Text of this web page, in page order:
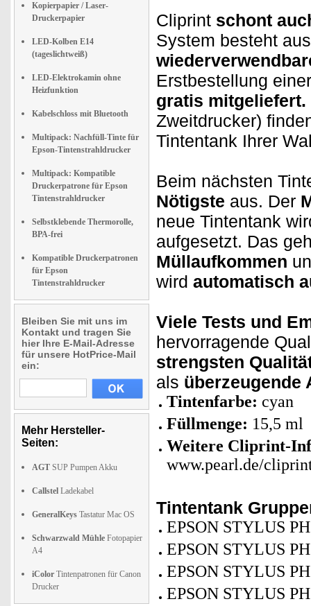
Kopierpapier / Laser-
Druckerpapier
LED-Kolben E14
(tageslichtweiß)
LED-Elektrokamin ohne
Heizfunktion
Kabelschloss mit Bluetooth
Multipack: Nachfüll-Tinte für
Epson-Tintenstrahldrucker
Multipack: Kompatible
Druckerpatrone für Epson
Tintenstrahldrucker
Selbstklebende Thermorolle,
BPA-frei
Kompatible Druckerpatronen
für Epson
Tintenstrahldrucker
Bleiben Sie mit uns im
Kontakt und tragen Sie
hier Ihre E-Mail-Adresse
für unsere HotPrice-Mail
ein:
Mehr Hersteller-
Seiten:
AGT SUP Pumpen Akku
Callstel Ladekabel
GeneralKeys Tastatur Mac OS
Schwarzwald Mühle Fotopapier
A4
iColor Tintenpatronen für Canon
Drucker
Cliprint schont
System besteht
Erstbestellung
gratis mitgeliefert.
Zweitdrucker)
Tintentank Ihrer
Beim nächsten
Nötigste aus. Der
neue Tintentank
aufgesetzt. Das
Müllaufkommen
wird automatisch
Viele Tests und
hervorragende
strengsten
als überzeugende
Tintenfarbe: cyan
Füllmenge: 15,5 ml
Weitere Cliprint-
www.pearl.de/
Tintentank
EPSON STYLUS
EPSON STYLUS
EPSON STYLUS
EPSON STYLUS